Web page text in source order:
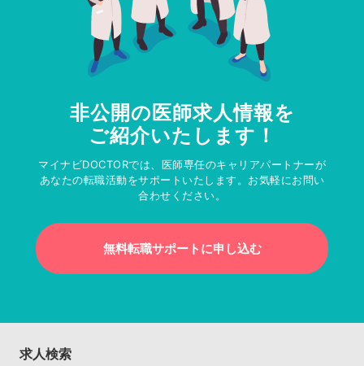
非公開の医師求人情報を
ご紹介いたします！
マイナビDOCTORでは、医師専任のキャリアパートナーが
あなたの転職活動をサポートいたします。お気軽にお問い
合わせください。
無料転職サポートに申し込む
求人検索